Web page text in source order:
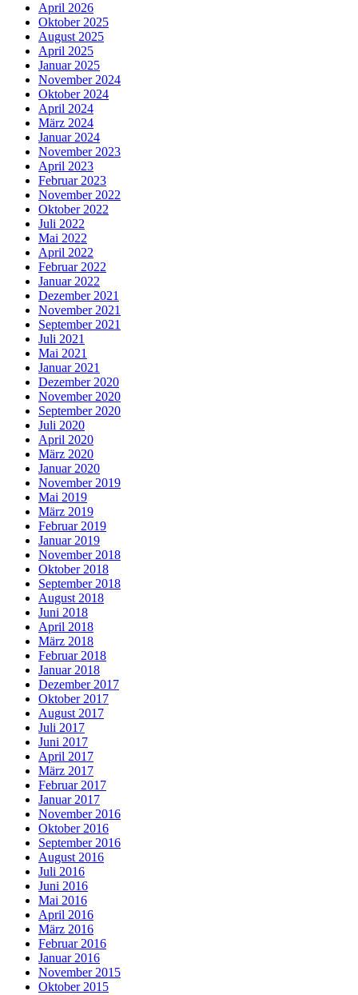
April 2026
Oktober 2025
August 2025
April 2025
Januar 2025
November 2024
Oktober 2024
April 2024
März 2024
Januar 2024
November 2023
April 2023
Februar 2023
November 2022
Oktober 2022
Juli 2022
Mai 2022
April 2022
Februar 2022
Januar 2022
Dezember 2021
November 2021
September 2021
Juli 2021
Mai 2021
Januar 2021
Dezember 2020
November 2020
September 2020
Juli 2020
April 2020
März 2020
Januar 2020
November 2019
Mai 2019
März 2019
Februar 2019
Januar 2019
November 2018
Oktober 2018
September 2018
August 2018
Juni 2018
April 2018
März 2018
Februar 2018
Januar 2018
Dezember 2017
Oktober 2017
August 2017
Juli 2017
Juni 2017
April 2017
März 2017
Februar 2017
Januar 2017
November 2016
Oktober 2016
September 2016
August 2016
Juli 2016
Juni 2016
Mai 2016
April 2016
März 2016
Februar 2016
Januar 2016
November 2015
Oktober 2015